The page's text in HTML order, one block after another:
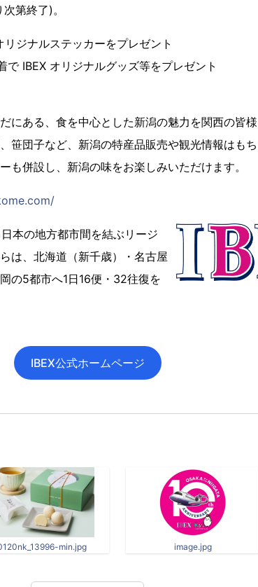
第終了)。
ジナルステッカーをプレゼント
IBEX オリジナルグッズ等をプレゼント
にある、食を中心とした新潟の魅力を関西の皆
笹団子など、新潟の特産品販売や観光情報はも
も併設し、新潟の味をお楽しみいただけます。
本の地方都市間を結ぶリージ
は、北海道（新千歳）・名古屋
の5都市へ1日16便・32往復を
IBEX公式ホームページ
min.jpg image.jpg